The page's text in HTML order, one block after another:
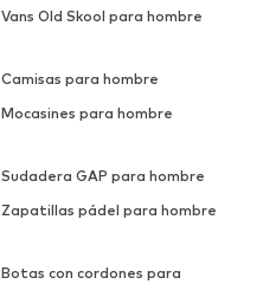
Vans Old Skool para hombre
Camisas para hombre
Mocasines para hombre
Sudadera GAP para hombre
Zapatillas pádel para hombre
Botas con cordones para